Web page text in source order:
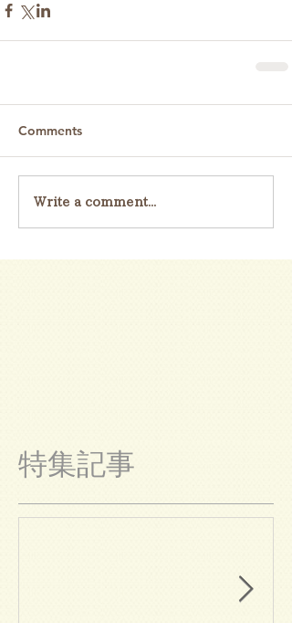
Comments
Write a comment...
特集記事